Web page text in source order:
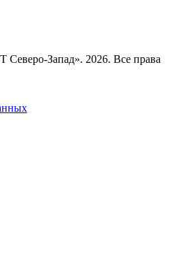
Запад». 2026. Все права